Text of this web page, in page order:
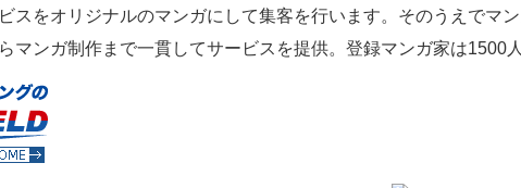
スをオリジナルのマンガにして集客を行います。そのうえでマ
マンガ制作まで一貫してサービスを提供。登録マンガ家は1500